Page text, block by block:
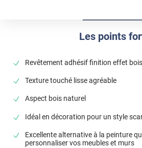
Les points
Revêtement adhésif finition effet
Texture touché lisse agréable
Aspect bois naturel
Idéal en décoration pour un style
Excellente alternative à la peinture
personnaliser vos meubles et murs